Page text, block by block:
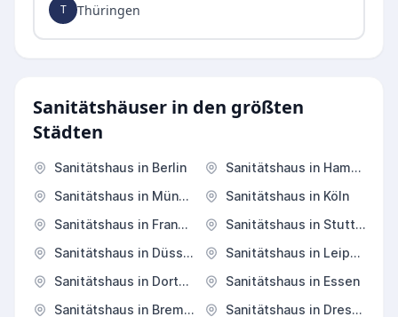
T Thüringen
Sanitätshäuser in den größten
Städten
Sanitätshaus in Berlin
Sanitätshaus in Hamburg
Sanitätshaus in München
Sanitätshaus in Köln
Sanitätshaus in Frankfurt am Main
Sanitätshaus in Stuttgart
Sanitätshaus in Düsseldorf
Sanitätshaus in Leipzig
Sanitätshaus in Dortmund
Sanitätshaus in Essen
Sanitätshaus in Bremen
Sanitätshaus in Dresden